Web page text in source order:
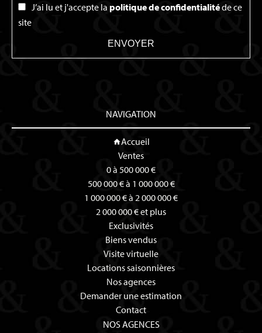
J’ai lu et j'accepte la politique de confidentialitéde ce
site
ENVOYER
NAVIGATION
Accueil
Ventes
0 à 500 000 €
500 000 € à 1 000 000 €
1 000 000 € à 2 000 000 €
2 000 000 € et plus
Exclusivités
Biens vendus
Visite virtuelle
Locations saisonnières
Nos agences
Demander une estimation
Contact
NOS AGENCES